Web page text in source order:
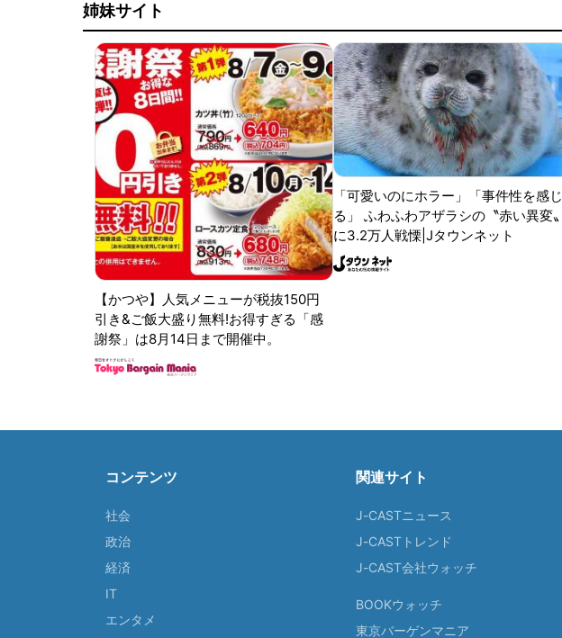
姉妹サイト
【かつや】人気メニューが税抜150円
引き&ご飯大盛り無料!お得すぎる「感
謝祭」は8月14日まで開催中。
「可愛いのにホラー」「事件性を感じ
る」 ふわふわアザラシの〝赤い異変〟
に3.2万人戦慄|Jタウンネット
コンテンツ
社会
政治
経済
IT
エンタメ
関連サイト
J-CASTニュース
J-CASTトレンド
J-CAST会社ウォッチ
BOOKウォッチ
東京バーゲンマニア